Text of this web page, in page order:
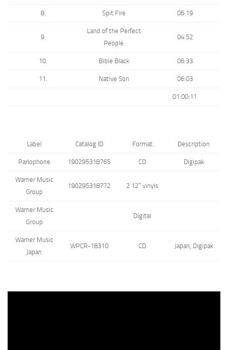
8. Spit Fire 06:19
9.
Land of the Perfect
People
04:52
10. Bible Black 06:33
11. Native Son 06:03
01:00:11
Label Catalog ID Format Description
Parlophone 190295318765 CD Digipak
Warner Music
Group
190295318772 2 12″ vinyls
Warner Music
Group
Digital
Warner Music
Japan
WPCR-18310 CD Japan, Digipak